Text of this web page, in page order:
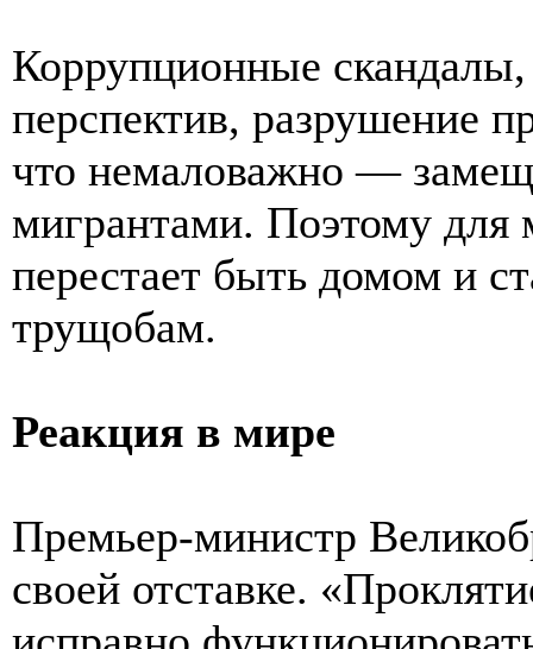
Коррупционные
перспектив, разрушение
что немаловажно —
мигрантами. Поэтому для
перестает быть домом и
трущобам.
Реакция в мире
Премьер-министр
своей отставке.